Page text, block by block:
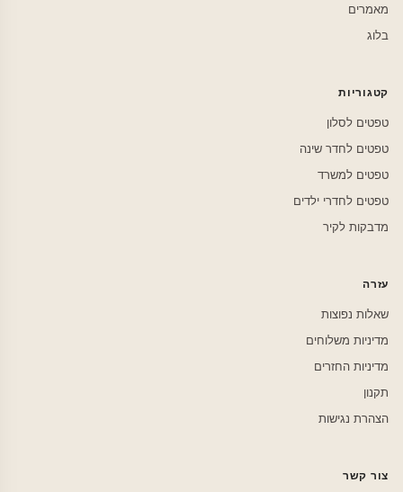
מאמרים
בלוג
קטגוריות
טפטים לסלון
טפטים לחדר שינה
טפטים למשרד
טפטים לחדרי ילדים
מדבקות לקיר
עזרה
שאלות נפוצות
מדיניות משלוחים
מדיניות החזרים
תקנון
הצהרת נגישות
צור קשר